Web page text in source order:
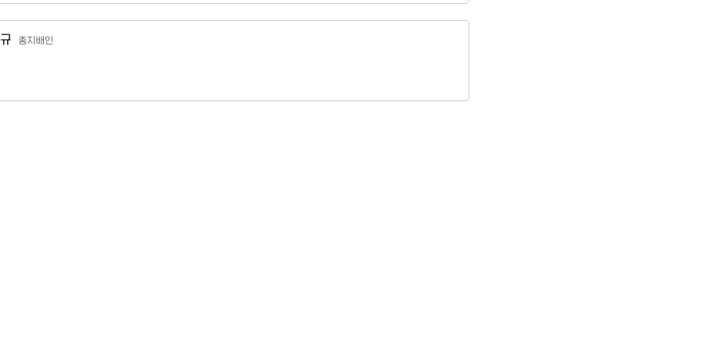
총지배인